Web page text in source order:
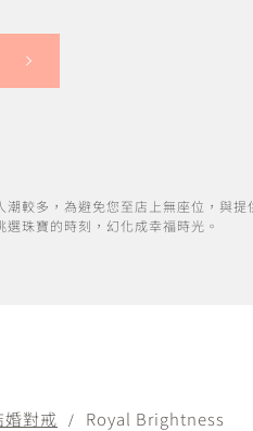
較多，為避免您至店上無座位，與提
珠寶的時刻，幻化成幸福時光。
婚對戒 Royal Brightness